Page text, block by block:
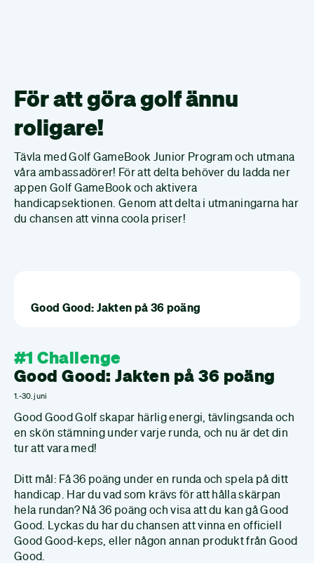
För att göra golf ännu
roligare!
Tävla med Golf GameBook Junior Program och utmana
våra ambassadörer! För att delta behöver du ladda ner
appen Golf GameBook och aktivera
handicapsektionen. Genom att delta i utmaningarna har
du chansen att vinna coola priser!
Good Good: Jakten på 36 poäng
#1 Challenge
Good Good: Jakten på 36 poäng
1.-30. juni
Good Good Golf skapar härlig energi, tävlingsanda och
en skön stämning under varje runda, och nu är det din
tur att vara med!
Ditt mål: Få 36 poäng under en runda och spela på ditt
handicap. Har du vad som krävs för att hålla skärpan
hela rundan? Nå 36 poäng och visa att du kan gå Good
Good. Lyckas du har du chansen att vinna en officiell
Good Good-keps, eller någon annan produkt från Good
Good.